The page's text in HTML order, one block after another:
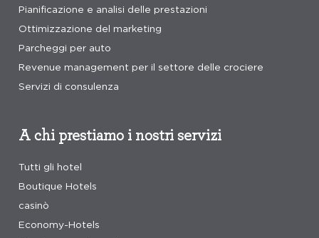
Pianificazione e analisi delle prestazioni
Ottimizzazione del marketing
Parcheggi per auto
Revenue management per il settore delle crociere
Servizi di consulenza
A chi prestiamo i nostri servizi
Tutti gli hotel
Boutique Hotels
casinò
Economy-Hotels